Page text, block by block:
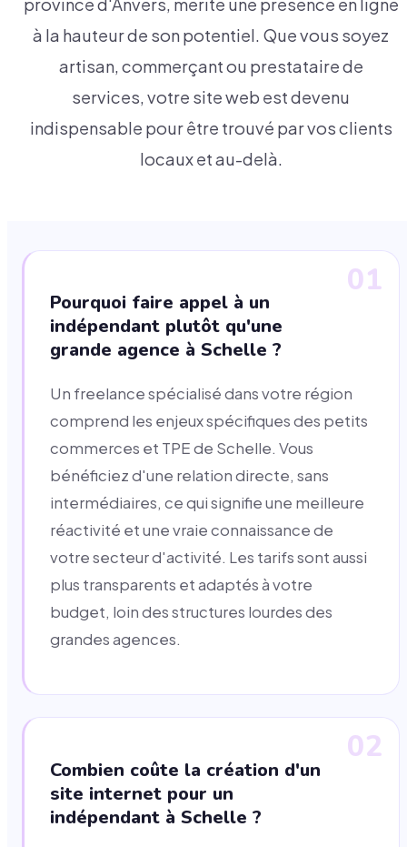
province d'Anvers, mérite une présence en ligne
à la hauteur de son potentiel. Que vous soyez
artisan, commerçant ou prestataire de
services, votre site web est devenu
indispensable pour être trouvé par vos clients
locaux et au-delà.
01
Pourquoi faire appel à un
indépendant plutôt qu'une
grande agence à Schelle ?
Un freelance spécialisé dans votre région
comprend les enjeux spécifiques des petits
commerces et TPE de Schelle. Vous
bénéficiez d'une relation directe, sans
intermédiaires, ce qui signifie une meilleure
réactivité et une vraie connaissance de
votre secteur d'activité. Les tarifs sont aussi
plus transparents et adaptés à votre
budget, loin des structures lourdes des
grandes agences.
02
Combien coûte la création d'un
site internet pour un
indépendant à Schelle ?